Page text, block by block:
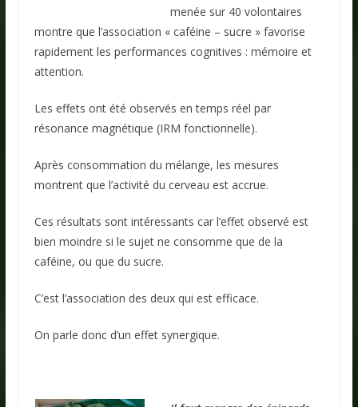
menée sur 40 volontaires
montre que l’association « caféine – sucre » favorise
rapidement les performances cognitives : mémoire et
attention.
Les effets ont été observés en temps réel par
résonance magnétique (IRM fonctionnelle).
Après consommation du mélange, les mesures
montrent que l’activité du cerveau est accrue.
Ces résultats sont intéressants car l’effet observé est
bien moindre si le sujet ne consomme que de la
caféine, ou que du sucre.
C’est l’association des deux qui est efficace.
On parle donc d’un effet synergique.